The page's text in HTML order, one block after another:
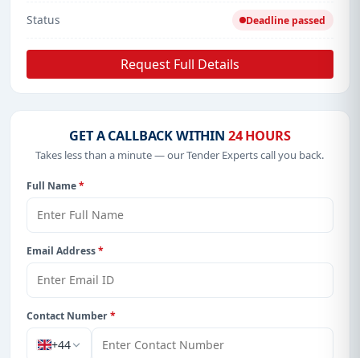
Status Deadline passed
Request Full Details
GET A CALLBACK WITHIN 24 HOURS
Takes less than a minute — our Tender Experts call you back.
Full Name*
Email Address*
Contact Number*
+44